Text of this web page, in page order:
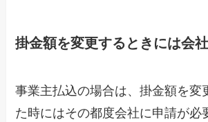
掛金額を変更するときには会
事業主払込の場合は、掛金額を変
た時にはその都度会社に申請が必